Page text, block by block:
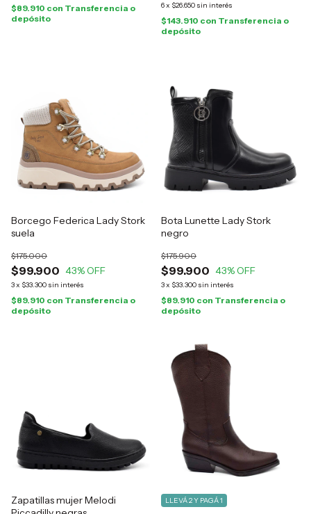
$89.910 con Transferencia o
depósito
6x $26.650 sin interés
$143.910 con Transferencia o
depósito
Borcego Federica Lady Stork
suela
$99.900
$175.000
43% OFF
3x $33.300 sin interés
$89.910 con Transferencia o
depósito
Bota Lunette Lady Stork
negro
$99.900
$175.900
43% OFF
3x $33.300 sin interés
$89.910 con Transferencia o
depósito
Zapatillas mujer Melodi
LLEVÁ 2 Y PAGÁ 1